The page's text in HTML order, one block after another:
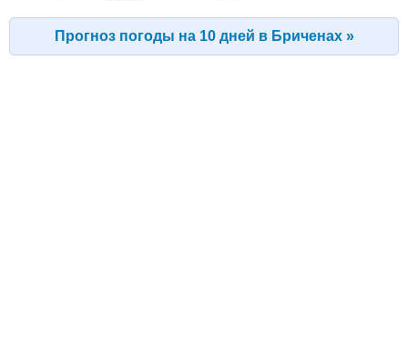
Прогноз погоды на 10 дней в Бриченах »